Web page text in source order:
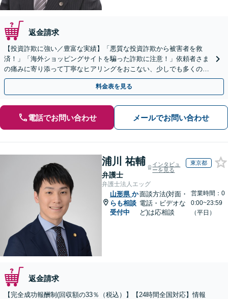
返金請求
【投資詐欺に強い／豊富な実績】「悪質な投資詐欺から被害者を救
済！」「海外ショッピングサイトを騙った詐欺に注意！」依頼者さま
の痛みに寄り添って丁寧なヒアリングをおこない、少しでも多くの返
金が得られるよう尽力します！
料金表を見る
電話でお問い合わせ メールでお問い合わせ
浦川 祐輔
弁護士
インタビュ
ーを見る
東京都
弁護士法人エッグ
山形県 か
らも相談
受付中
面談方法(対面・
電話・ビデオな
ど)は応相談
営業時間：0
0:00~23:59
（平日）
返金請求
【完全成功報酬制(回収額の33％（税込）】【24時間全国対応】情報